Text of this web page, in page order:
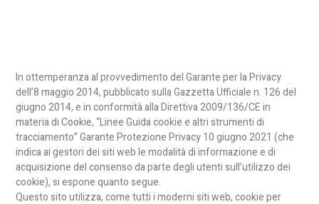
In ottemperanza al provvedimento del Garante per la Privacy
dell’8 maggio 2014, pubblicato sulla Gazzetta Ufficiale n. 126 del
giugno 2014, e in conformità alla Direttiva 2009/136/CE in
materia di Cookie, “Linee Guida cookie e altri strumenti di
tracciamento” Garante Protezione Privacy 10 giugno 2021 (che
indica ai gestori dei siti web le modalità di informazione e di
acquisizione del consenso da parte degli utenti sull’utilizzo dei
cookie), si espone quanto segue.
Questo sito utilizza, come tutti i moderni siti web, cookie per